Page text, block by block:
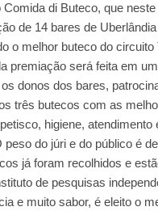
di Buteco, que
de 14 bares de
o melhor buteco do circuito
premiação será feita em
donos dos bares,
três butecos com as
higiene, atendimento
peso do júri e do público é
já foram recolhidos e
de pesquisas
e muito sabor, é eleito o